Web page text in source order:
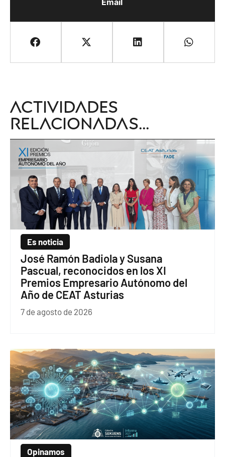
Actividades
relacionadas...
Es noticia
José Ramón Badiola y Susana
Pascual, reconocidos en los XI
Premios Empresario Autónomo del
Año de CEAT Asturias
7 de agosto de 2026
Opinamos